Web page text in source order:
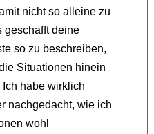
nicht so alleine zu
geschafft deine
so zu beschreiben,
Situationen hinein
habe wirklich
nachgedacht, wie ich
wohl